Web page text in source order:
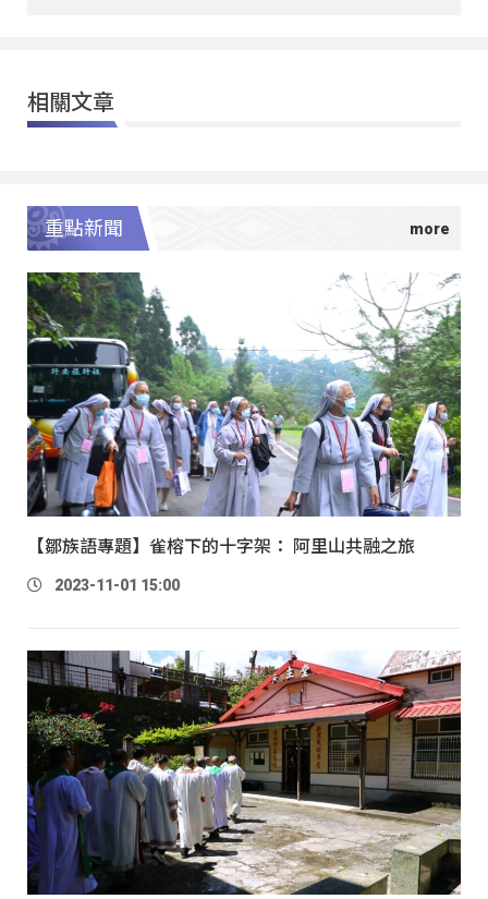
相關文章
重點新聞
【鄒族語專題】雀榕下的十字架： 阿里山共融之旅
2023-11-01 15:00